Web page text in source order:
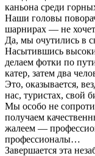
каньона среди
Наши головы
шарнирах — не
Да, мы очутились в
Насытившись
делаем фотки по
катер, затем два
Это, оказывается,
нас, туристах, свой
Мы особо не
получаем
жалеем —
профессионалы…
Завершается эта